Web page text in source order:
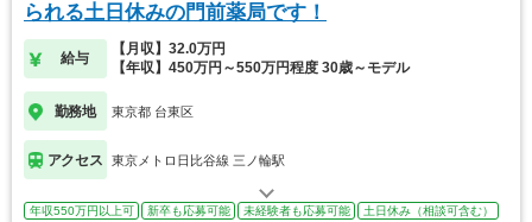
られる土日休みの門前薬局です！
給与
【月収】32.0万円
【年収】450万円～550万円程度 30歳～モデル
勤務地 東京都 台東区
アクセス 東京メトロ日比谷線 三ノ輪駅
年収550万円以上可 新卒も応募可能 未経験者も応募可能
土日休み（相談可含む）